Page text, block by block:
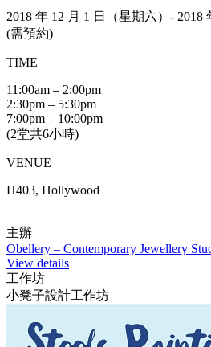
2018 年 12 月 1 日（星期六）- 2018
(需預約)
TIME
11:00am – 2:00pm
2:30pm – 5:30pm
7:00pm – 10:00pm
(2堂共6小時)
VENUE
H403, Hollywood
主辦
Obellery – Contemporary Jewellery
View details
工作坊
小凳子設計工作坊